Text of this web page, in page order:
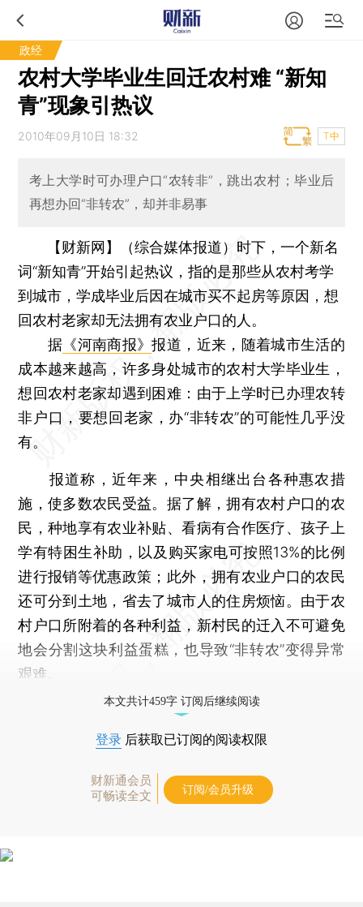
政经
农村大学毕业生回迁农村难 “新知
青”现象引热议
2010年09月10日 18:32 T中
考上大学时可办理户口“农转非”，跳出农村；毕业后
再想办回“非转农”，却并非易事
【财新网】（综合媒体报道） 时下，一个新名
词“新知青”开始引起热议，指的是那些从农村考学
到城市，学成毕业后因在城市买不起房等原因，想
回农村老家却无法拥有农业户口的人。
据 《河南商报》报道，近来，随着城市生活的
成本越来越高，许多身处城市的农村大学毕业生，
想回农村老家却遇到困难：由于上学时已办理农转
非户口，要想回老家，办“非转农”的可能性几乎没
有。
报道称，近年来，中央相继出台各种惠农措
施，使多数农民受益。据了解，拥有农村户口的农
民，种地享有农业补贴、看病有合作医疗、孩子上
学有特困生补助，以及购买家电可按照13%的比例
进行报销等优惠政策；此外，拥有农业户口的农民
还可分到土地，省去了城市人的住房烦恼。由于农
村户口所附着的各种利益，新村民的迁入不可避免
地会分割这块利益蛋糕，也导致“非转农”变得异常
艰难。
本文共计459字 订阅后继续阅读
登录 后获取已订阅的阅读权限
财新通会员
可畅读全文
订阅/会员升级